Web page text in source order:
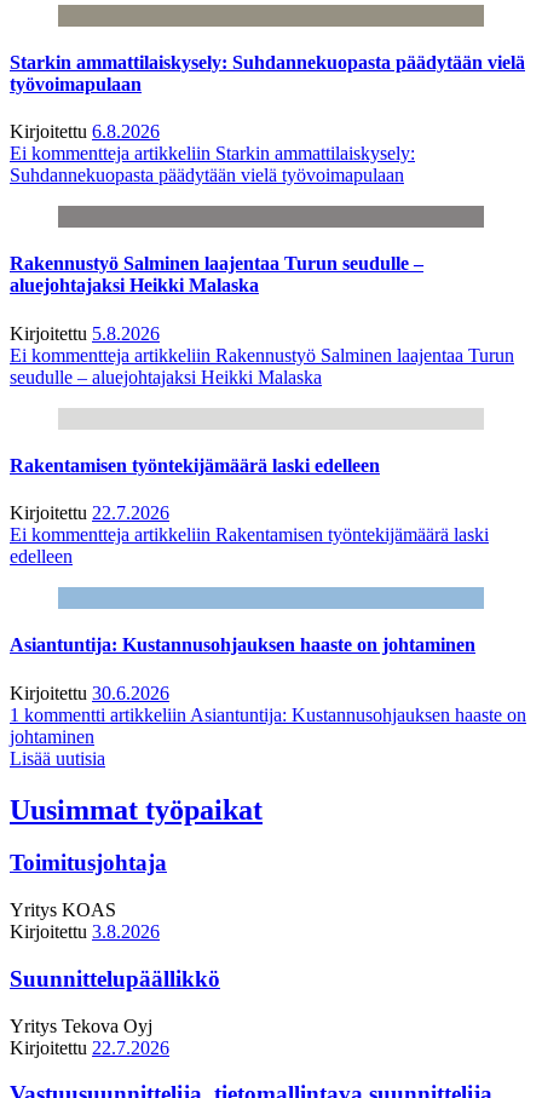
Starkin ammattilaiskysely: Suhdannekuopasta päädytään vielä
työvoimapulaan
Kirjoitettu 6.8.2026
Ei kommentteja artikkeliin Starkin ammattilaiskysely:
Suhdannekuopasta päädytään vielä työvoimapulaan
Rakennustyö Salminen laajentaa Turun seudulle –
aluejohtajaksi Heikki Malaska
Kirjoitettu 5.8.2026
Ei kommentteja artikkeliin Rakennustyö Salminen laajentaa Turun
seudulle – aluejohtajaksi Heikki Malaska
Rakentamisen työntekijämäärä laski edelleen
Kirjoitettu 22.7.2026
Ei kommentteja artikkeliin Rakentamisen työntekijämäärä laski
edelleen
Asiantuntija: Kustannusohjauksen haaste on johtaminen
Kirjoitettu 30.6.2026
1 kommentti artikkeliin Asiantuntija: Kustannusohjauksen haaste on
johtaminen
Lisää uutisia
Uusimmat työpaikat
Toimitusjohtaja
Yritys KOAS
Kirjoitettu 3.8.2026
Suunnittelupäällikkö
Yritys Tekova Oyj
Kirjoitettu 22.7.2026